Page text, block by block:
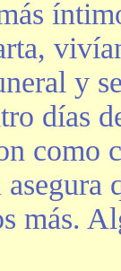
y
días
como
más.